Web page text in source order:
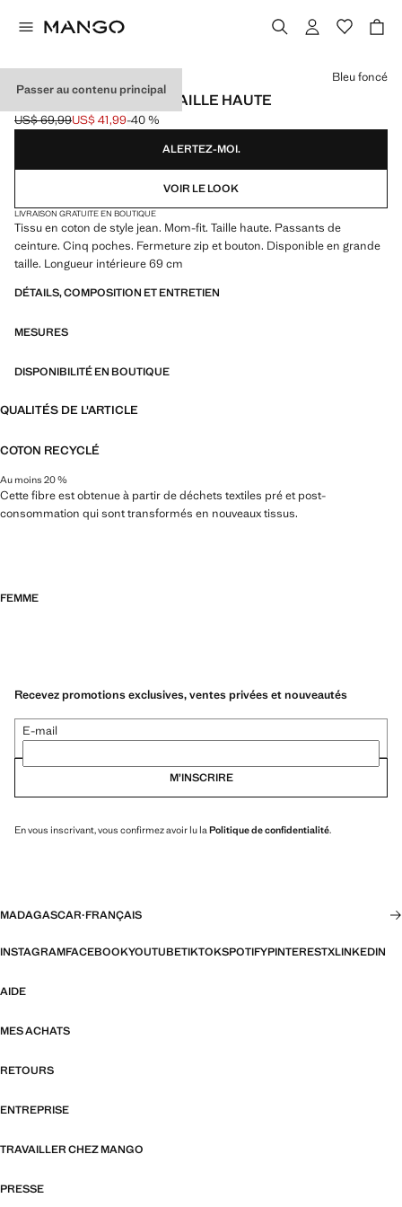
Passer au contenu principal
JEAN MOM2000 MOM TAILLE HAUTE
Prix initial barré [US$ 69,99 ]
US$ 69,99
Prix actuel [US$ 41,99 ]
US$ 41,99-40 %
Choisissez une couleur
Bleu foncé
ALERTEZ-MOI.
VOIR LE LOOK
LIVRAISON GRATUITE EN BOUTIQUE
Tissu en coton de style jean. Mom-fit. Taille haute. Passants de
ceinture. Cinq poches. Fermeture zip et bouton. Disponible en grande
taille. Longueur intérieure 69 cm
DÉTAILS, COMPOSITION ET ENTRETIEN
MESURES
DISPONIBILITÉ EN BOUTIQUE
QUALITÉS DE L'ARTICLE
COTON RECYCLÉ
Au moins 20 %
Cette fibre est obtenue à partir de déchets textiles pré et post-
consommation qui sont transformés en nouveaux tissus.
FEMME
Recevez promotions exclusives, ventes privées et nouveautés
E-mail
M’INSCRIRE
En vous inscrivant, vous confirmez avoir lu laPolitique de confidentialité.
MADAGASCAR·FRANÇAIS
INSTAGRAMFACEBOOKYOUTUBETIKTOKSPOTIFYPINTERESTXLINKEDIN
AIDE
MES ACHATS
RETOURS
ENTREPRISE
TRAVAILLER CHEZ MANGO
PRESSE